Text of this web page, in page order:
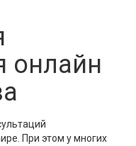
онлайн
При этом у многих